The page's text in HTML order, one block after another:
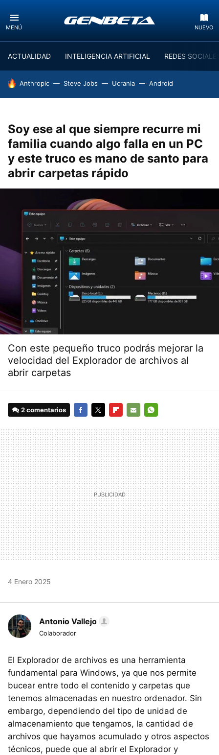
MENÚ NUEVO
ACTUALIDAD INTELIGENCIA ARTIFICIAL REDES
HOY SE HABLA DE
Anthropic Steve Jobs Ucrania Android
Soy ese al que siempre recurre mi
familia cuando algo falla en un PC
y este truco es mano de santo para
abrir carpetas rápido
Con este pequeño truco podrás mejorar la
velocidad del Explorador de archivos al
abrir carpetas
2 comentarios
MAIL
4 Enero 2025
Antonio Vallejo
Colaborador
El Explorador de archivos es una herramienta
fundamental para Windows, ya que nos permite
bucear entre todo el contenido y carpetas que
tenemos almacenadas en nuestro ordenador. Sin
embargo, dependiendo del tipo de unidad de
almacenamiento que tengamos, la cantidad de
archivos que hayamos acumulado y otros aspectos
técnicos, puede que al abrir el Explorador y